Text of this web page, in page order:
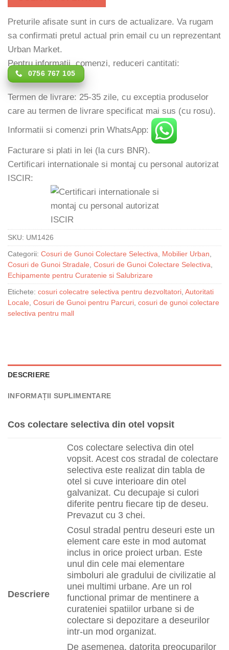
Preturile afisate sunt in curs de actualizare. Va rugam
sa confirmati pretul actual prin email cu un reprezentant
Urban Market.
Pentru informatii, comenzi, reduceri cantitati:
0756 767 105
Termen de livrare: 25-35 zile, cu exceptia produselor
care au termen de livrare specificat mai sus (cu rosu).
Informatii si comenzi prin WhatsApp:
Facturare si plati in lei (la curs BNR).
Certificari internationale si montaj cu personal autorizat
ISCIR:
SKU: UM1426
Categorii: Cosuri de Gunoi Colectare Selectiva, Mobilier Urban,
Cosuri de Gunoi Stradale, Cosuri de Gunoi Colectare Selectiva,
Echipamente pentru Curatenie si Salubrizare
Etichete: cosuri colecatre selectiva pentru dezvoltatori, Autoritati
Locale, Cosuri de Gunoi pentru Parcuri, cosuri de gunoi colectare
selectiva pentru mall
DESCRIERE
INFORMAȚII SUPLIMENTARE
Cos colectare selectiva din otel vopsit
Descriere
Cos colectare selectiva din otel
vopsit. Acest cos stradal de colectare
selectiva este realizat din tabla de
otel si cuve interioare din otel
galvanizat. Cu decupaje si culori
diferite pentru fiecare tip de deseu.
Prevazut cu 3 chei.
Cosul stradal pentru deseuri este un
element care este in mod automat
inclus in orice proiect urban. Este
unul din cele mai elementare
simboluri ale gradului de civilizatie al
unei multimi urbane. Are un rol
functional primar de mentinere a
curateniei spatiilor urbane si de
colectare si depozitare a deseurilor
intr-un mod organizat.
De asemenea, datorita preocuparilor